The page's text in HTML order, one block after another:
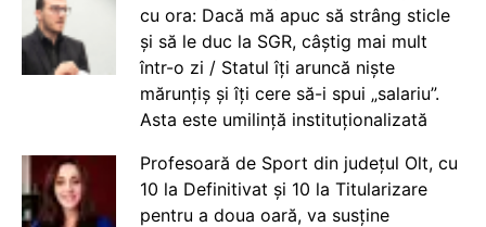
cu ora: Dacă mă apuc să strâng sticle
și să le duc la SGR, câștig mai mult
într-o zi / Statul îți aruncă niște
mărunțiș și îți cere să-i spui „salariu”.
Asta este umilință instituționalizată
Profesoară de Sport din județul Olt, cu
10 la Definitivat și 10 la Titularizare
pentru a doua oară, va susține